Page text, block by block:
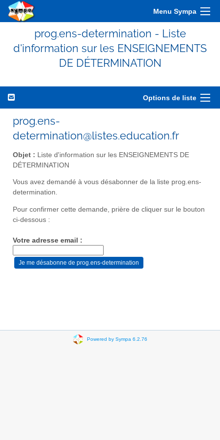
Menu Sympa
prog.ens-determination - Liste
d'information sur les ENSEIGNEMENTS
DE DÉTERMINATION
Options de liste
prog.ens-
determination@listes.education.fr
Objet : Liste d'information sur les ENSEIGNEMENTS DE
DÉTERMINATION
Vous avez demandé à vous désabonner de la liste prog.ens-
determination.
Pour confirmer cette demande, prière de cliquer sur le bouton
ci-dessous :
Votre adresse email :
Powered by Sympa 6.2.76